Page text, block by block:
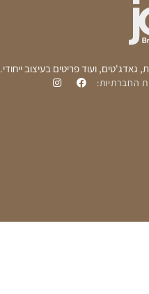
גאדג'טים, ועוד פריטים בעיצוב ייחודי.
החברתיות: